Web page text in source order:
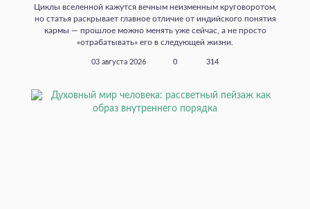
Циклы вселенной кажутся вечным неизменным круговоротом,
но статья раскрывает главное отличие от индийского понятия
кармы — прошлое можно менять уже сейчас, а не просто
«отрабатывать» его в следующей жизни.
03 августа 2026 0 314